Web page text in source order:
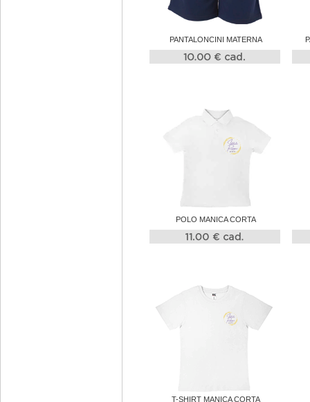
PANTALONCINI MATERNA
POLO MANICA CORTA
T-SHIRT MANICA CORTA